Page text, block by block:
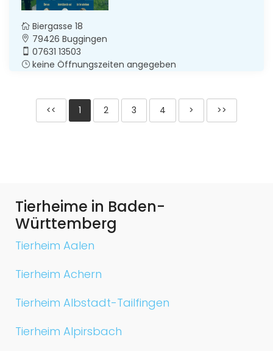
Biergasse 18
79426 Buggingen
07631 13503
keine Öffnungszeiten angegeben
<< 1 2 3 4 > >>
Tierheime in Baden-
Württemberg
Tierheim Aalen
Tierheim Achern
Tierheim Albstadt-Tailfingen
Tierheim Alpirsbach